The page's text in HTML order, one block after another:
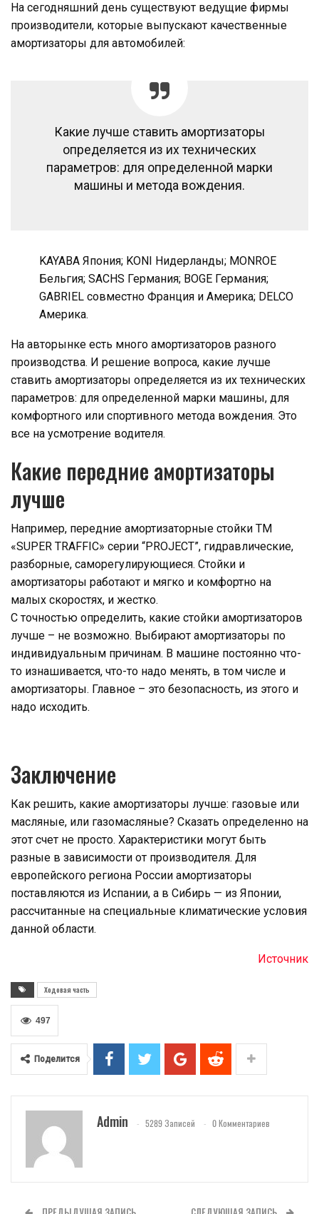
На сегодняшний день существуют ведущие фирмы
производители, которые выпускают качественные
амортизаторы для автомобилей:
Какие лучше ставить амортизаторы
определяется из их технических
параметров: для определенной марки
машины и метода вождения.
KAYABA Япония; KONI Нидерланды; MONROE
Бельгия; SACHS Германия; BOGE Германия;
GABRIEL совместно Франция и Америка; DELCO
Америка.
На авторынке есть много амортизаторов разного
производства. И решение вопроса, какие лучше
ставить амортизаторы определяется из их технических
параметров: для определенной марки машины, для
комфортного или спортивного метода вождения. Это
все на усмотрение водителя.
Какие передние амортизаторы
лучше
Например, передние амортизаторные стойки TM
«SUPER TRAFFIC» серии “PROJECT”, гидравлические,
разборные, саморегулирующиеся. Стойки и
амортизаторы работают и мягко и комфортно на
малых скоростях, и жестко.
С точностью определить, какие стойки амортизаторов
лучше – не возможно. Выбирают амортизаторы по
индивидуальным причинам. В машине постоянно что-
то изнашивается, что-то надо менять, в том числе и
амортизаторы. Главное – это безопасность, из этого и
надо исходить.
Заключение
Как решить, какие амортизаторы лучше: газовые или
масляные, или газомасляные? Сказать определенно на
этот счет не просто. Характеристики могут быть
разные в зависимости от производителя. Для
европейского региона России амортизаторы
поставляются из Испании, а в Сибирь — из Японии,
рассчитанные на специальные климатические условия
данной области.
Источник
Ходовая часть
497
Поделится
Admin 5289 Записей 0 Комментариев